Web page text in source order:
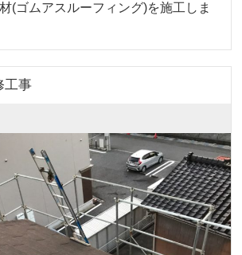
(ゴムアスルーフィング)を施工しま
工事